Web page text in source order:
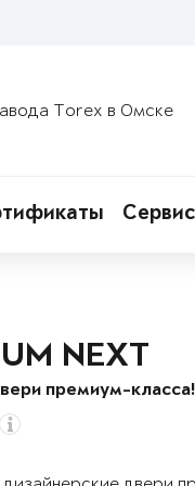
Torex в Омске
NEXT
премиум-класса!